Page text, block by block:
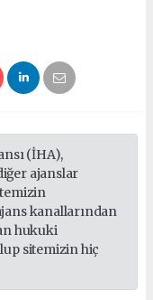
(İHA),
ajanslar
kanallarından
hukuki
sitemizin hiç